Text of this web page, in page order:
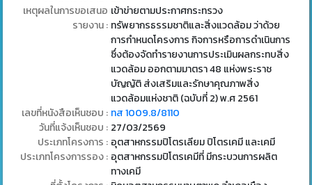
เหตุผลในการขอเสนอ
รายงาน :
เข้าข่ายตามประกาศกระทรวง
ทรัพยากรธรรมชาติและสิ่งแวดล้อม ว่าด้วย
การกำหนดโครงการ กิจการหรือการดำเนินการ
ซึ่งต้องจัดทำรายงานการประเมินผลกระทบสิ่ง
แวดล้อม ออกตามมาตรา 48 แห่งพระราช
บัญญัติ ส่งเสริมและรักษาคุณภาพสิ่ง
แวดล้อมแห่งชาติ (ฉบับที่ 2) พ.ศ 2561
เลขที่หนังสือเห็นชอบ : ทส 1009.8/8110
วันที่แจ้งเห็นชอบ : 27/03/2569
ประเภทโครงการ : อุตสาหกรรมปิโตรเลียม ปิโตรเคมี และเคมี
ประเภทโครงการรอง : อุตสาหกรรมปิโตรเคมีที่ มีกระบวนการผลิต
ทางเคมี